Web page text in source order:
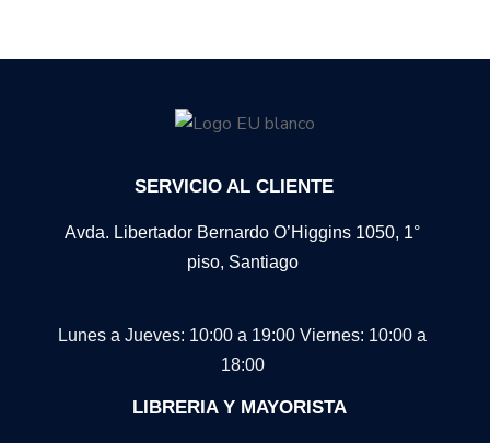
SERVICIO AL CLIENTE
Avda. Libertador Bernardo O’Higgins 1050, 1°
piso, Santiago
Lunes a Jueves: 10:00 a 19:00 Viernes: 10:00 a
18:00
LIBRERIA Y MAYORISTA